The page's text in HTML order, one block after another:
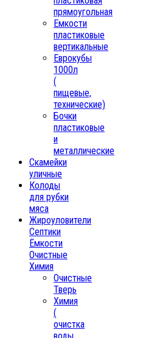
прямоугольная
Емкости
пластиковые
вертикальные
Еврокубы
1000л
(
пищевые,
технические)
Бочки
пластиковые
и
металлические
Скамейки
уличные
Колоды
для рубки
мяса
Жироуловители
Септики
Ёмкости
Очистные
Химия
Очистные
Тверь
Химия
(
очистка